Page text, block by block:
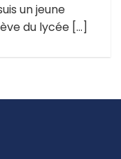
un jeune
du lycée […]